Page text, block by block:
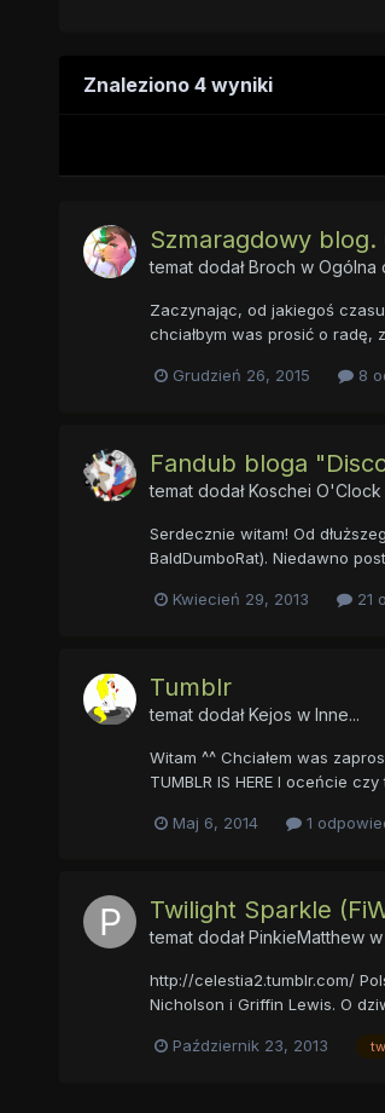
Znaleziono 4 wyniki
Szmaragdowy blog.
temat dodałBroch w Ogólna
Zaczynając, od jakiegoś
chciałbym was prosić o radę,
Grudzień 26, 2015 8
Fandub bloga
temat dodałKoschei O'Clock
Serdecznie witam! Od
BaldDumboRat). Niedawno
Kwiecień 29, 2013 21
Tumblr
temat dodałKejos w Inne...
Witam ^^ Chciałem was
TUMBLR IS HERE I oceńcie
Maj 6, 2014 1
Twilight Sparkle
temat dodałPinkieMattheww
http://celestia2.tumblr.com/
Nicholson i Griffin Lewis. O
Październik 23, 2013